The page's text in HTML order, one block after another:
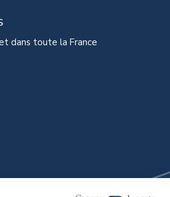
dans toute la France